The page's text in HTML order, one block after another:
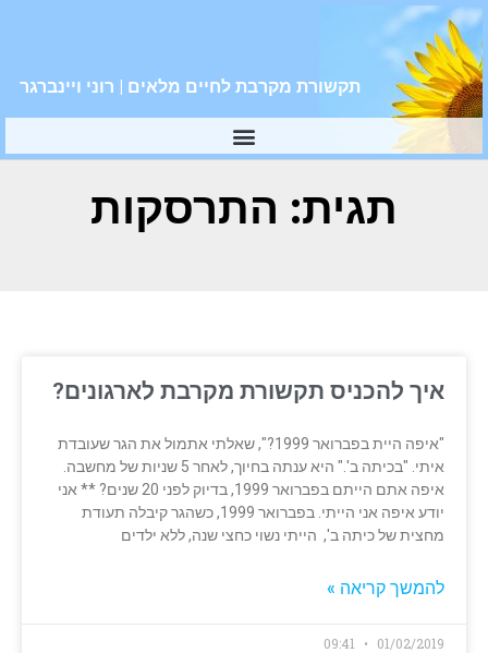
תקשורת מקרבת לחיים מלאים | רוני ויינברגר
תגית: התרסקות
איך להכניס תקשורת מקרבת לארגונים?
"איפה היית בפברואר 1999?", שאלתי אתמול את הגר שעובדת
איתי. "בכיתה ב'." היא ענתה בחיוך, לאחר 5 שניות של מחשבה.
איפה אתם הייתם בפברואר 1999, בדיוק לפני 20 שנים? ** אני
יודע איפה אני הייתי. בפברואר 1999, כשהגר קיבלה תעודת
מחצית של כיתה ב', הייתי נשוי כחצי שנה, ללא ילדים
להמשך קריאה »
01/02/2019